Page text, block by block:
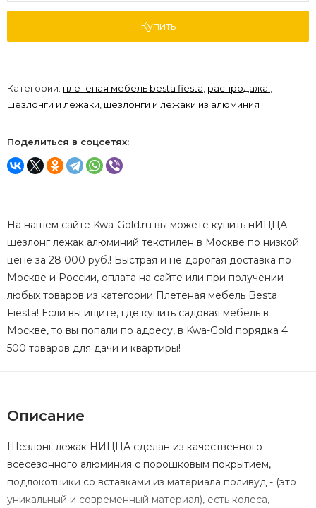
Купить
Категории: плетеная мебель besta fiesta, распродажа!,
шезлонги и лежаки, шезлонги и лежаки из алюминия
Поделиться в соцсетях:
На нашем сайте Kwa-Gold.ru вы можете купить нИЦЦА
шезлонг лежак алюминий текстилен в Москве по низкой
цене за 28 000 руб.! Быстрая и не дорогая доставка по
Москве и России, оплата на сайте или при получении
любых товаров из категории Плетеная мебель Besta
Fiesta! Если вы ищите, где купить садовая мебель в
Москве, то вы попали по адресу, в Kwa-Gold порядка 4
500 товаров для дачи и квартиры!
Описание
Шезлонг лежак НИЦЦА сделан из качественного
всесезонного алюминия с порошковым покрытием,
подлокотники со вставками из материала поливуд - (это
уникальный и современный материал), есть колеса,